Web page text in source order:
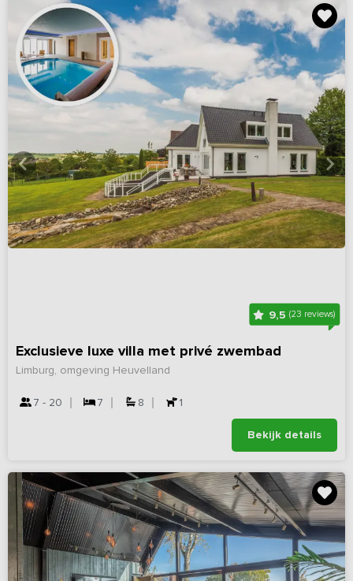
9,5 (23 reviews)
Exclusieve luxe villa met privé zwembad
Limburg, omgeving Heuvelland
7 - 20 7 8 1
Bekijk details